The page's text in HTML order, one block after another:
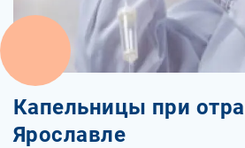
Капельницы при
Ярославле